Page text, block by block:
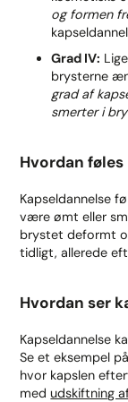
og formen
Grad IV:
brysterne
grad af
smerter i
Hvordan
Kapseldannelse
være ømt eller
brystet deformt
tidligt, allerede
Hvordan ser
Kapseldannelse
Se et eksempel
hvor kapslen
medudskiftning